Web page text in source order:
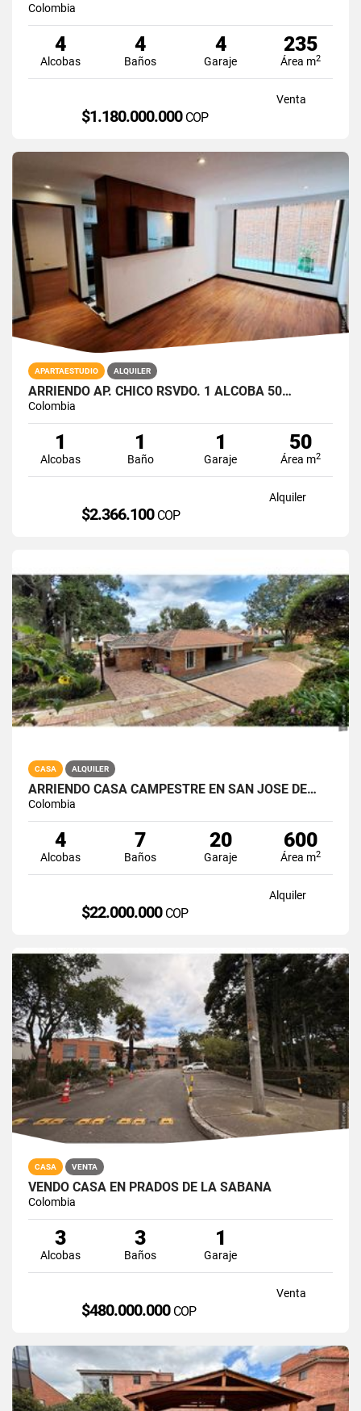
Colombia
4
Alcobas
4
Baños
4
Garaje
235
Área m2
Venta
$1.180.000.000 COP
APARTAESTUDIO ALQUILER
ARRIENDO AP. CHICO RSVDO. 1 ALCOBA 50…
Colombia
1
Alcobas
1
Baño
1
Garaje
50
Área m2
Alquiler
$2.366.100 COP
CASA ALQUILER
ARRIENDO CASA CAMPESTRE EN SAN JOSE DE…
Colombia
4
Alcobas
7
Baños
20
Garaje
600
Área m2
Alquiler
$22.000.000 COP
CASA VENTA
VENDO CASA EN PRADOS DE LA SABANA
Colombia
3
Alcobas
3
Baños
1
Garaje
Venta
$480.000.000 COP